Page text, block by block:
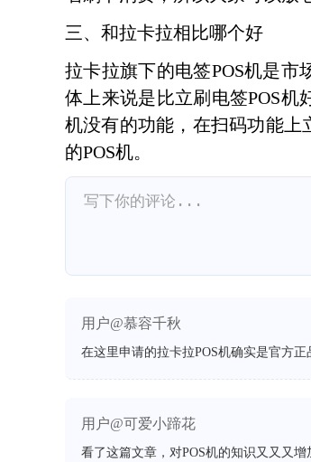
三、和拉卡拉相比哪个好
拉卡拉旗下的电签POS机是市
体上来说是比立刷电签POS机
机没有的功能，在扫码功能上
的POS机。
用户@慕容千秋
在这里申请的拉卡拉POS机确实是官方
用户@可爱小蹄花
看了这篇文章，对POS机的知识又又又